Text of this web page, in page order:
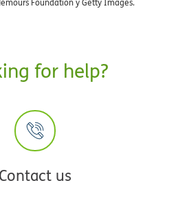
Foundation y Getty Images.
for help?
Contact us